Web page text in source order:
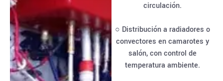
circulación.
○ Distribución a radiadores o
convectores en camarotes y
salón, con control de
temperatura ambiente.